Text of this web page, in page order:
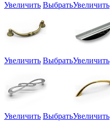
Увеличить ВыбратьУвеличить
Увеличить ВыбратьУвеличить
Увеличить ВыбратьУвеличить